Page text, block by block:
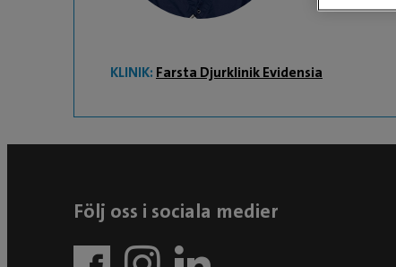
KLINIK: Farsta Djurklinik Evidensia
Följ oss i sociala medier